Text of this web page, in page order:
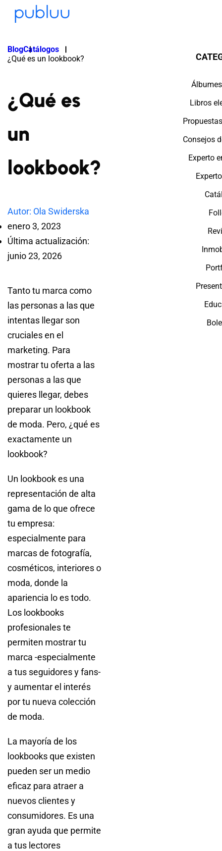
BlogCatálogos
¿Qué es un lookbook?
¿Qué es
un
lookbook?
Autor: Ola Swiderska
enero 3, 2023
Última actualización:
junio 23, 2026
Tanto tu marca como
las personas a las que
intentas llegar son
cruciales en el
marketing. Para
mostrar tu oferta a las
personas a las que
quieres llegar, debes
preparar un lookbook
de moda. Pero, ¿qué es
exactamente un
lookbook?
Un lookbook es una
representación de alta
gama de lo que ofrece
tu empresa:
especialmente para
marcas de fotografía,
cosméticos, interiores o
moda, donde la
apariencia lo es todo.
Los lookbooks
profesionales te
permiten mostrar tu
marca -especialmente
a tus seguidores y fans-
y aumentar el interés
por tu nueva colección
de moda.
La mayoría de los
lookbooks que existen
pueden ser un medio
eficaz para atraer a
nuevos clientes y
consumidores. Es una
gran ayuda que permite
a tus lectores
Libros
Consejos
Experto